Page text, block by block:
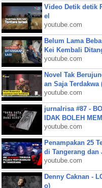
Video Detik detik
el
youtube.com
Belum Lama
Kei Kembali
youtube.com
Novel Tak
an Saja Terdakwa
youtube.com
jurnalrisa #87 -
IDAK BOLEH
youtube.com
Penampakan 25
di Tangerang dan
youtube.com
Denny Caknan -
o)